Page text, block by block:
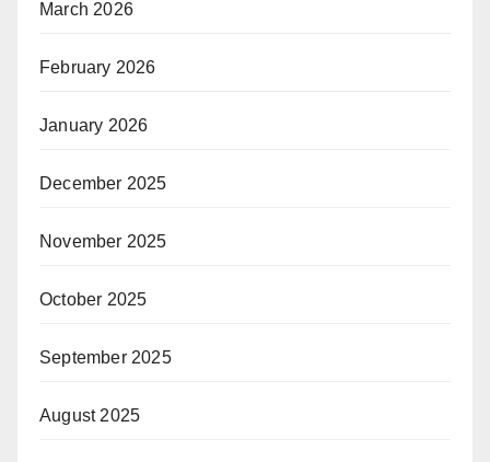
March 2026
February 2026
January 2026
December 2025
November 2025
October 2025
September 2025
August 2025